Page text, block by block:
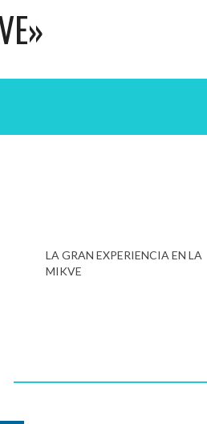
LA GRAN EXPERIENCIA EN LA
MIKVE